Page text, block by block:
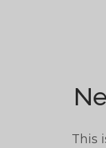
This